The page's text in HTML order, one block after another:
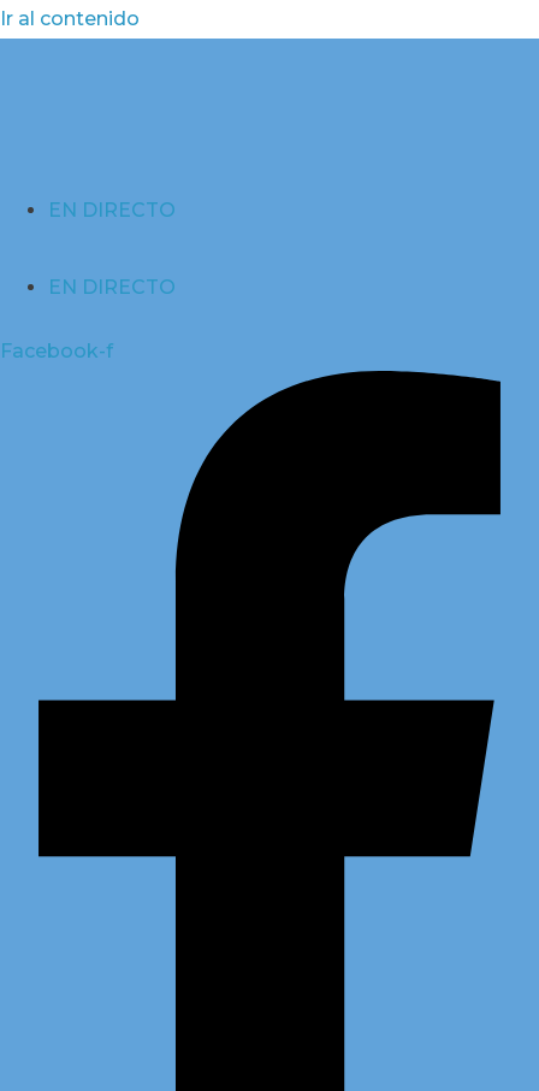
Ir al contenido
EN DIRECTO
EN DIRECTO
Facebook-f